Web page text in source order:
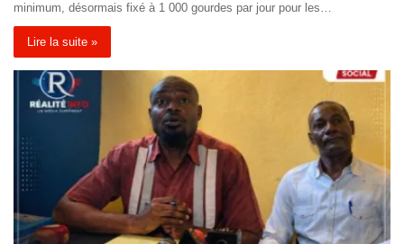
minimum, désormais fixé à 1 000 gourdes par jour pour les…
Lire la suite »